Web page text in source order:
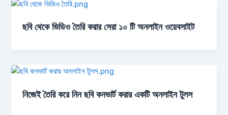
ছবি থেকে ভিডিও তৈরি করার সেরা ১০ টি অনলাইন ওয়েবসাইট
নিজেই তৈরি করে নিন ছবি কনভার্ট করার একটি অনলাইন টুলস